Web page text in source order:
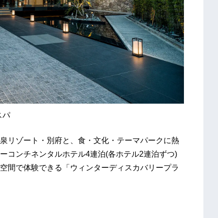
パ
リゾート・別府と、食・文化・テーマパークに熱
コンチネンタルホテル4連泊(各ホテル2連泊ずつ)
間で体験できる「ウィンターディスカバリープラ